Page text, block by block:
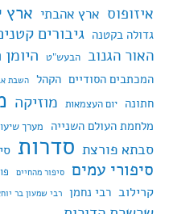
איזופוס ארץ אהבתי ארץ
גדולה בקטנה גיבורים
האור הגנוב הבעש"ט
המכתבים הסודיים הקהל השבת
חתונה יום העצמאות מוזיקה
מלחמת העולם השנייה מערך
סבתא פורצת סדרות
סיפורי עמים
סיפור מהחיים
קרילוב רבי נחמן רבי שמעון בר